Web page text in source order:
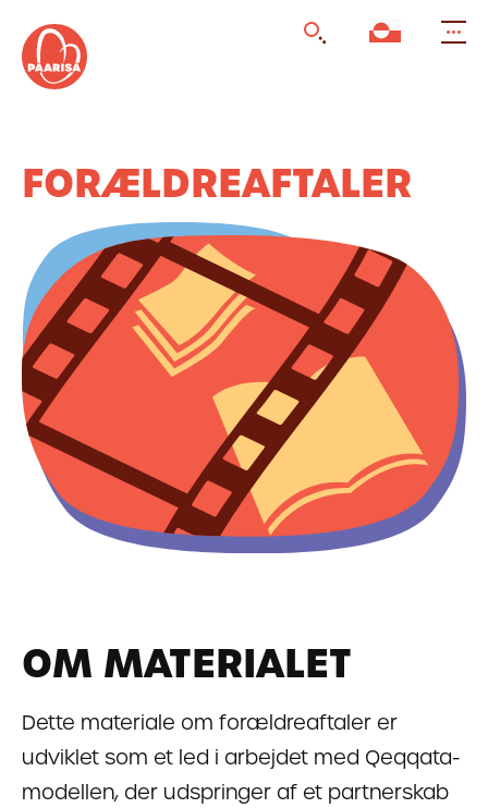
forsiden
FORÆLDRE­AFTALER
OM MATERIALET
Dette materiale om forældreaftaler er
udviklet som et led i arbejdet med Qeqqata-
modellen, der udspringer af et partnerskab